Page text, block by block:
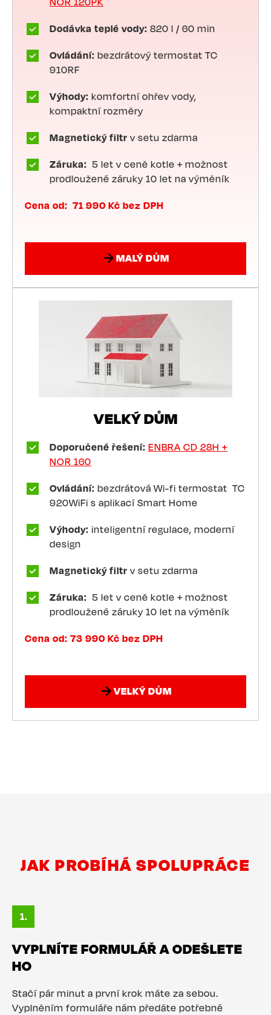
Dodávka teplé vody: 820 l / 60 min
Ovládání: bezdrátový termostat TC
910RF
Výhody: komfortní ohřev vody,
kompaktní rozměry
Magnetický filtr v setu zdarma
Záruka: 5 let v ceně kotle + možnost
prodloužené záruky 10 let na výměník
Cena od: 71 990 Kč bez DPH
MALÝ DŮM
VELKÝ DŮM
Doporučené řešení: ENBRA CD 28H +
NOR 160
Ovládání: bezdrátová Wi-fi termostat TC
920WiFi s aplikací Smart Home
Výhody: inteligentní regulace, moderní
design
Magnetický filtr v setu zdarma
Záruka: 5 let v ceně kotle + možnost
prodloužené záruky 10 let na výměník
Cena od: 73 990 Kč bez DPH
VELKÝ DŮM
JAK PROBÍHÁ SPOLUPRÁCE
VYPLNÍTE FORMULÁŘ A ODEŠLETE
HO
Stačí pár minut a první krok máte za sebou.
Vyplněním formuláře nám předáte potřebné